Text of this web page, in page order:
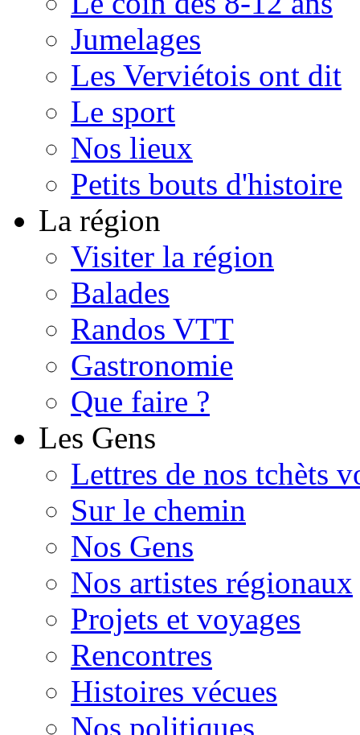
Jumelages
Les Verviétois ont dit
Le sport
Nos lieux
Petits bouts d'histoire
La région
Visiter la région
Balades
Randos VTT
Gastronomie
Que faire ?
Les Gens
Lettres de nos tchèts
Sur le chemin
Nos Gens
Nos artistes régionaux
Projets et voyages
Rencontres
Histoires vécues
Nos politiques